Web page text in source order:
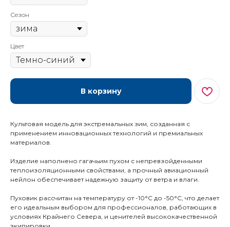
Сезон
Цвет
В корзину
Культовая модель для экстремальных зим, созданная с
применением инновационных технологий и премиальных
материалов.
Изделие наполнено гагачьим пухом с непревзойденными
теплоизоляционными свойствами, а прочный авиационный
нейлон обеспечивает надежную защиту от ветра и влаги.
Пуховик рассчитан на температуру от -10°C до -50°C, что делает
его идеальным выбором для профессионалов, работающих в
условиях Крайнего Севера, и ценителей высококачественной